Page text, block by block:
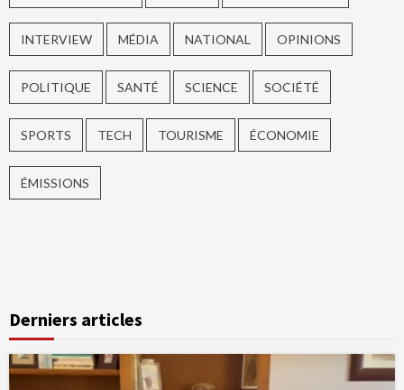
INTERVIEW MÉDIA NATIONAL OPINIONS
POLITIQUE SANTÉ SCIENCE SOCIÉTÉ
SPORTS TECH TOURISME ÉCONOMIE
ÉMISSIONS
Derniers articles